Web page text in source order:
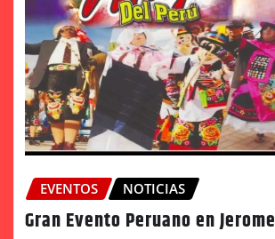
EVENTOS NOTICIAS
Gran Evento Peruano en Jerome